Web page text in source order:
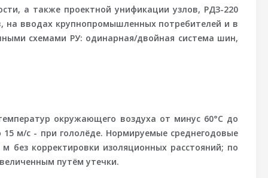
а также проектной унификации узлов, РДЗ-220
на вводах крупнопромышленных потребителей и в
схемами РУ: одинарная/двойная система шин,
окружающего воздуха от минус 60°С до
м/с - при гололёде. Нормируемые среднегодовые
без корректировки изоляционных расстояний; по
путём утечки.